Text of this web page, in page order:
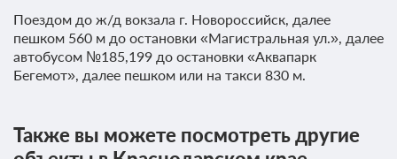
Поездом до ж/д вокзала г. Новороссийск, далее
пешком 560 м до остановки «Магистральная ул.», далее
автобусом №185,199 до остановки «Аквапарк
Бегемот», далее пешком или на такси 830 м.
Также вы можете посмотреть другие